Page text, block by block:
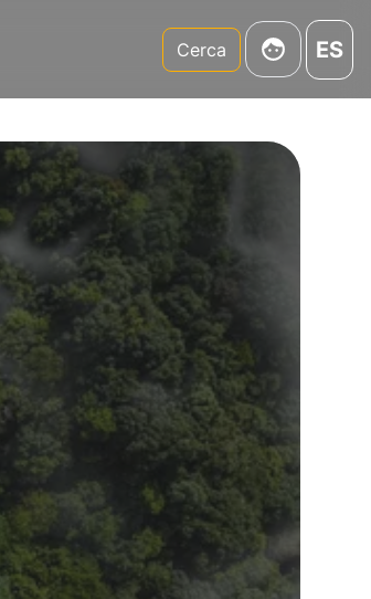
Cerca ES